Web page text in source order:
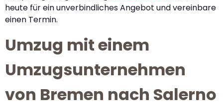
heute für ein unverbindliches Angebot und vereinbare
einen Termin.
Umzug mit einem
Umzugsunternehmen
von Bremen nach Salerno